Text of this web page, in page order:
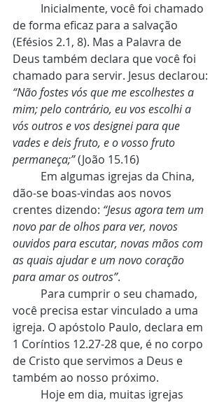
de forma eficaz para a salvação
(Efésios 2.1, 8). Mas a Palavra de
Deus também declara que você foi
chamado para servir. Jesus declarou:
“Não fostes vós que me escolhestes a
mim; pelo contrário, eu vos escolhi a
vós outros e vos designei para que
vades e deis fruto, e o vosso fruto
permaneça;” (João 15.16)
dão-se boas-vindas aos novos
crentes dizendo: “Jesus agora tem um
novo par de olhos para ver, novos
ouvidos para escutar, novas mãos com
as quais ajudar e um novo coração
para amar os outros”.
você precisa estar vinculado a uma
igreja. O apóstolo Paulo, declara em
1 Coríntios 12.27-28 que, é no corpo
de Cristo que servimos a Deus e
também ao nosso próximo.